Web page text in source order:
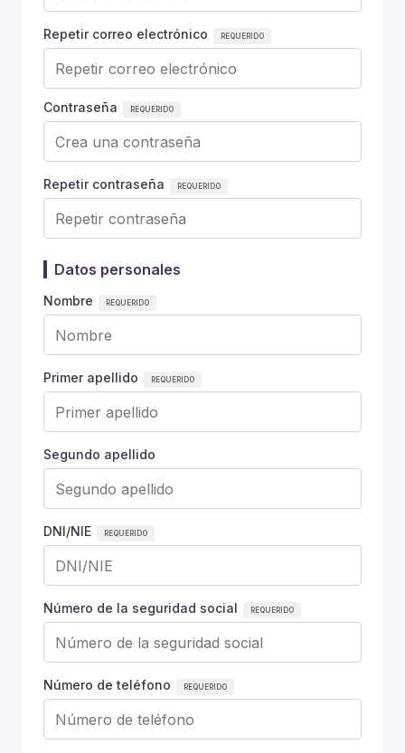
Repetir correo electrónico
Contraseña
Repetir contraseña
Datos personales
Nombre
Primer apellido
Segundo apellido
DNI/NIE
Número de la seguridad social
Número de teléfono